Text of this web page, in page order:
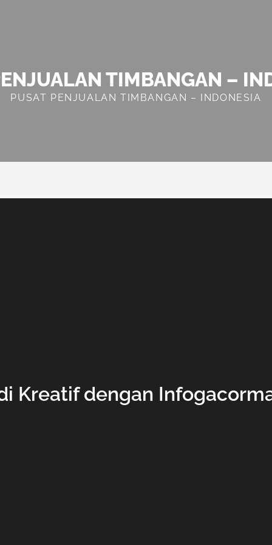
TIMBANGAN –
PUSAT PENJUALAN TIMBANGAN – INDONESIA
Kreatif dengan